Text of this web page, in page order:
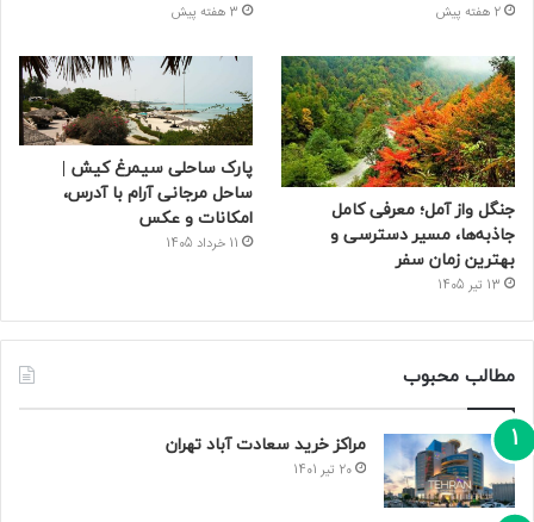
2 هفته پیش 3 هفته پیش
جنگل واز آمل؛ معرفی کامل
جاذبه‌ها، مسیر دسترسی و
بهترین زمان سفر
13 تیر 1405
پارک ساحلی سیمرغ کیش |
ساحل مرجانی آرام با آدرس،
امکانات و عکس
11 خرداد 1405
مطالب محبوب
مراکز خرید سعادت‌ آباد تهران
20 تیر 1401